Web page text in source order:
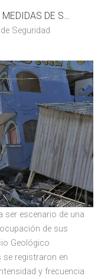
SISMOS EN COLOMBIA: INFORMES Y MEDIDAS DE SEGURIDAD
Seguridad
ser escenario de una
de sus
Geológico
registraron en
y frecuencia